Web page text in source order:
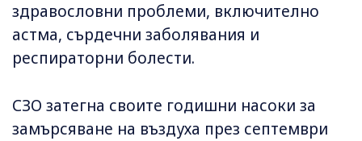
здравословни проблеми, включително
астма, сърдечни заболявания и
респираторни болести.
СЗО затегна своите годишни насоки за
замърсяване на въздуха през септември